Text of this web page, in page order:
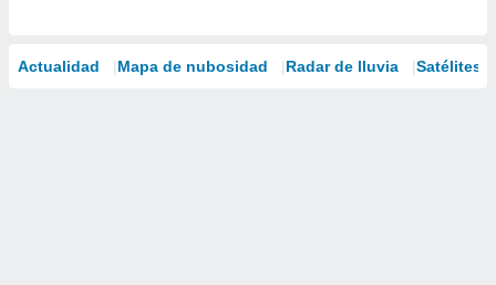
Actualidad Mapa de nubosidad Radar de lluvia Satélites